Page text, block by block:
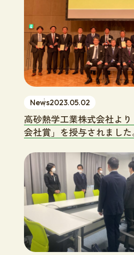
News2023.05.02
高砂熱学工業株式会社よ
会社賞」を授与されました